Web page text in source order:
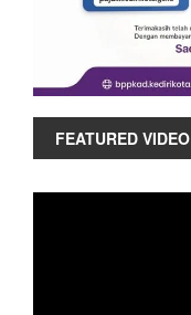
FEATURED VIDEO